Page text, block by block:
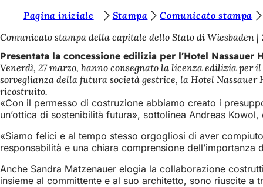
Vai al contenuto
i
e
t
e
q
u
i
:
Pagina iniziale Stampa
Comunicato stampa
Comunicato stampa della capitale dello Stato di Wiesbaden
Presentata la concessione edilizia per l'Hotel Nassauer
Venerdì, 27 marzo, hanno consegnato la licenza edilizia
sorveglianza della futura società gestrice, la Hotel
ricostruito.
«Con il permesso di costruzione abbiamo creato i
un’ottica di sostenibilità futura», sottolinea Andreas
«Siamo felici e al tempo stesso orgogliosi di aver
responsabilità e una chiara comprensione
Anche Sandra Matzenauer elogia la collaborazione
insieme al committente e al suo architetto, sono riuscite